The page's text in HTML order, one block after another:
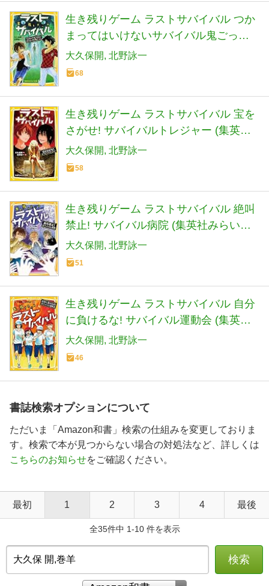
生き残りゲーム ラストサバイバル つか
まってはいけないサバイバル鬼ごっこ
(集英社みらい文庫)
大久保開 北野詠一
68
生き残りゲーム ラストサバイバル 宝を
さがせ! サバイバルトレジャー (集英社
みらい文庫)
大久保開 北野詠一
58
生き残りゲーム ラストサバイバル 絶叫
禁止! サバイバル病院 (集英社みらい文
庫)
大久保開 北野詠一
51
生き残りゲーム ラストサバイバル 自分
に負けるな! サバイバル運動会 (集英社
みらい文庫)
大久保開 北野詠一
46
書誌検索オプションについて
ただいま「Amazon和書」検索の仕組みを変更しておりま
す。検索で本が見つからない場合の対処法など、詳しくは
こちらのお知らせをご確認ください。
最初 1 2 3 4 最後
全35件中 1-10 件を表示
検索